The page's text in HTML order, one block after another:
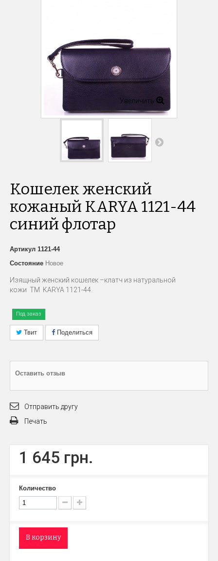
Увеличить
Кошелек женский
кожаный KARYA 1121-44
синий флотар
Артикул 1121-44
Состояние Новое
Изящный женский кошелек –клатч из натуральной
кожи TM KARYA 1121-44.
Под заказ
Твит Поделиться
Оставить отзыв
Отправить другу
Печать
1 645 грн.
Количество
В корзину